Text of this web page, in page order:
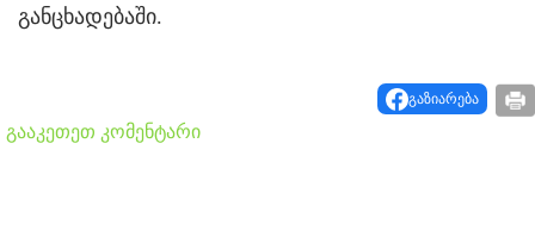
განცხადებაში.
გაზიარება
გააკეთეთ კომენტარი